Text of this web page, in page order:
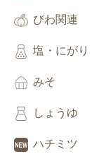
びわ関連
塩・にがり
みそ
しょうゆ
ハチミツ